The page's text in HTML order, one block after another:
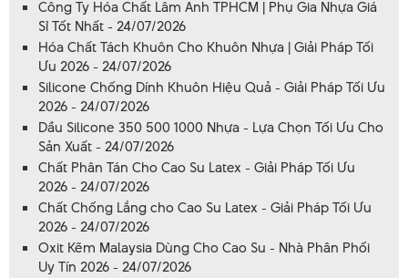
Công Ty Hóa Chất Lâm Anh TPHCM | Phụ Gia Nhựa Giá
Sỉ Tốt Nhất - 24/07/2026
Hóa Chất Tách Khuôn Cho Khuôn Nhựa | Giải Pháp Tối
Ưu 2026 - 24/07/2026
Silicone Chống Dính Khuôn Hiệu Quả - Giải Pháp Tối Ưu
2026 - 24/07/2026
Dầu Silicone 350 500 1000 Nhựa - Lựa Chọn Tối Ưu Cho
Sản Xuất - 24/07/2026
Chất Phân Tán Cho Cao Su Latex - Giải Pháp Tối Ưu
2026 - 24/07/2026
Chất Chống Lắng cho Cao Su Latex - Giải Pháp Tối Ưu
2026 - 24/07/2026
Oxit Kẽm Malaysia Dùng Cho Cao Su - Nhà Phân Phối
Uy Tín 2026 - 24/07/2026